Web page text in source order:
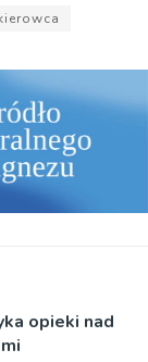
opieki nad